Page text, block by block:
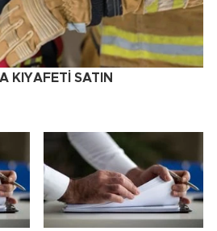
KIYAFETİ SATIN